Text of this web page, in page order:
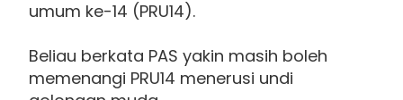
umum ke-14 (PRU14).
Beliau berkata PAS yakin masih boleh
memenangi PRU14 menerusi undi